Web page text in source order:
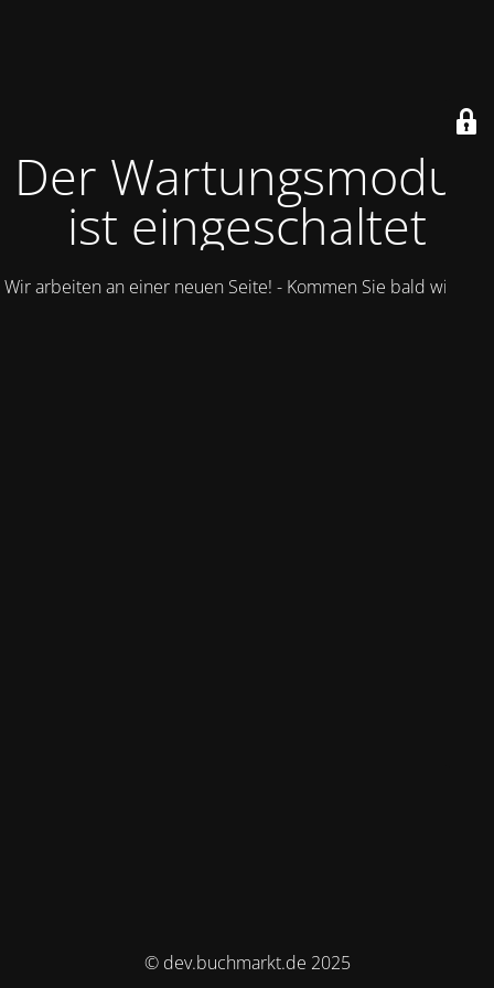
Der Wartungsmodus
ist eingeschaltet
Wir arbeiten an einer neuen Seite! - Kommen Sie bald wieder.
© dev.buchmarkt.de 2025